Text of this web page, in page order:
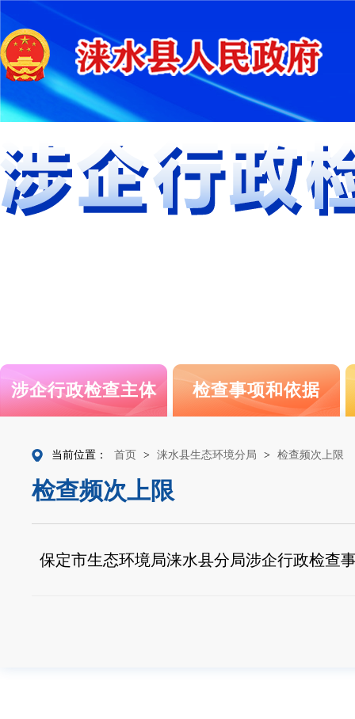
涉企行政检查主体 检查事项和依据
当前位置： 首页 > 涞水县生态环境分局 > 检查频次上限
检查频次上限
保定市生态环境局涞水县分局涉企行政检查